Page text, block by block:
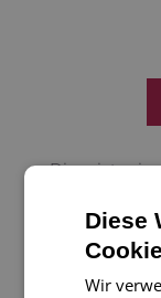
Dies ist
Eine süße
Diese
Wir